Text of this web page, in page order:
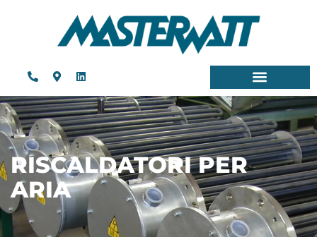
RISCALDATORI PER
ARIA